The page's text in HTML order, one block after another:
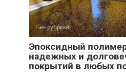
Без рубрики
Эпоксидный
надежных и
покрытий в любых